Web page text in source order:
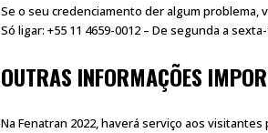
Se o seu credenciamento der algum
Só ligar: +55 11 4659-0012 – De segunda a
OUTRAS INFORMAÇÕES
Na Fenatran 2022, haverá serviço aos